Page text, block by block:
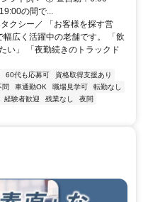
の間で...
クシー／ 「お客様を探す営
広く活躍中の老舗です。 「飲
い」 「夜勤続きのトラックド
60代も応募可
資格取得支援あり
問 車通勤OK 職場見学可
転勤なし
経験者歓迎 残業なし
夜間